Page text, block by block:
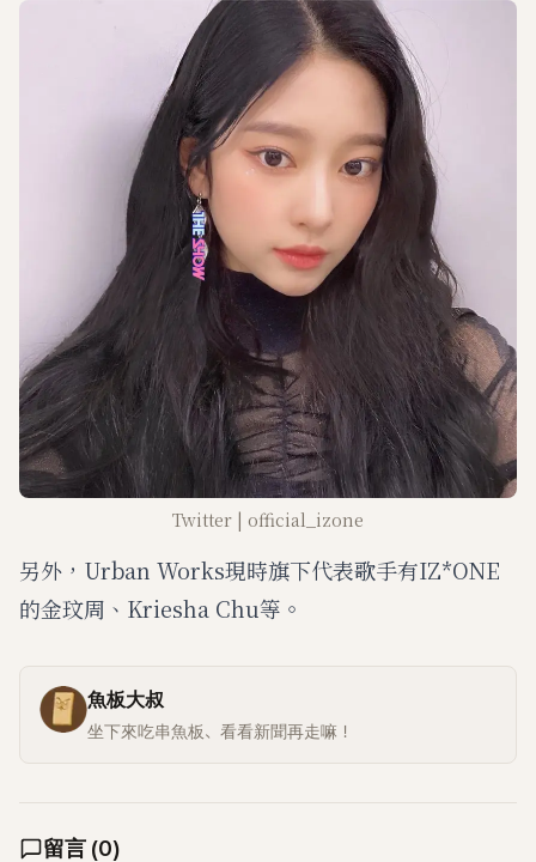
Twitter | official_izone
另外，Urban Works現時旗下代表歌手有IZ*ONE
的金玟周、Kriesha Chu等。
魚板大叔
坐下來吃串魚板、看看新聞再走嘛！
留言 (0)